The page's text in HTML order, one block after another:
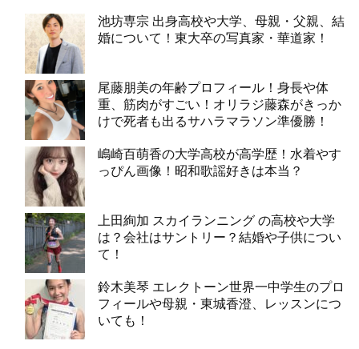
池坊専宗 出身高校や大学、母親・父親、結
婚について！東大卒の写真家・華道家！
尾藤朋美の年齢プロフィール！身長や体
重、筋肉がすごい！オリラジ藤森がきっか
けで死者も出るサハラマラソン準優勝！
嶋崎百萌香の大学高校が高学歴！水着やす
っぴん画像！昭和歌謡好きは本当？
上田絢加 スカイランニング の高校や大学
は？会社はサントリー？結婚や子供につい
て！
鈴木美琴 エレクトーン世界一中学生のプロ
フィールや母親・東城香澄、レッスンにつ
いても！